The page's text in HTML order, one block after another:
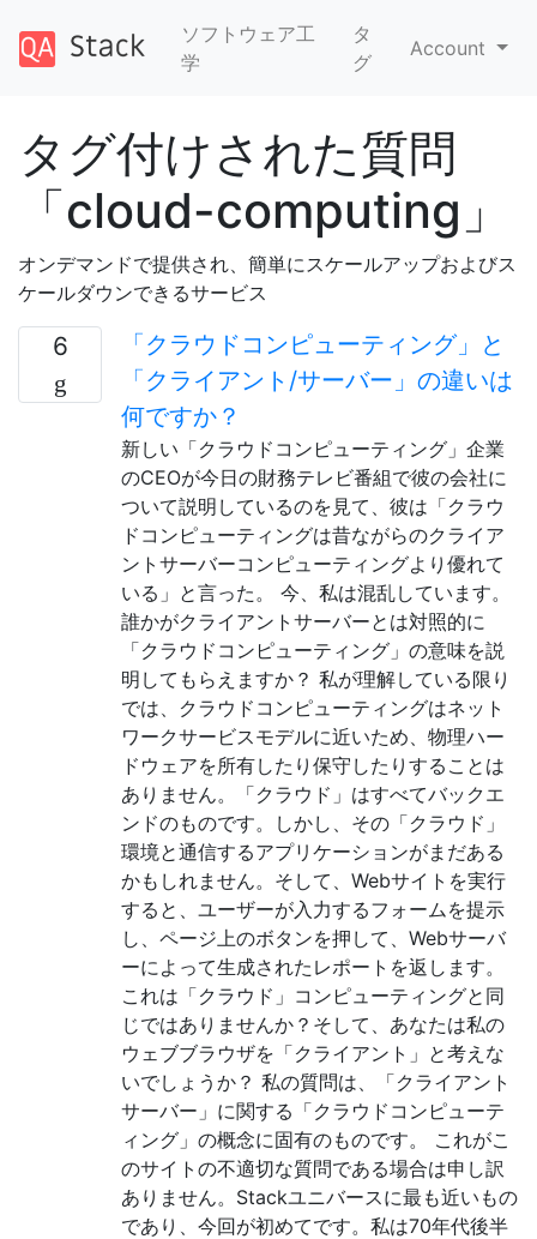
ソフトウェア工
学
タ
グ
Account
タグ付けされた質問
「cloud-computing」
オンデマンドで提供され、簡単にスケールアップおよびス
ケールダウンできるサービス
6
「クラウドコンピューティング」と
「クライアント/サーバー」の違いは
何ですか？
新しい「クラウドコンピューティング」企業
のCEOが今日の財務テレビ番組で彼の会社に
ついて説明しているのを見て、彼は「クラウ
ドコンピューティングは昔ながらのクライア
ントサーバーコンピューティングより優れて
いる」と言った。 今、私は混乱しています。
誰かがクライアントサーバーとは対照的に
「クラウドコンピューティング」の意味を説
明してもらえますか？ 私が理解している限り
では、クラウドコンピューティングはネット
ワークサービスモデルに近いため、物理ハー
ドウェアを所有したり保守したりすることは
ありません。「クラウド」はすべてバックエ
ンドのものです。しかし、その「クラウド」
環境と通信するアプリケーションがまだある
かもしれません。そして、Webサイトを実行
すると、ユーザーが入力するフォームを提示
し、ページ上のボタンを押して、Webサーバ
ーによって生成されたレポートを返します。
これは「クラウド」コンピューティングと同
じではありませんか？そして、あなたは私の
ウェブブラウザを「クライアント」と考えな
いでしょうか？ 私の質問は、「クライアント
サーバー」に関する「クラウドコンピューテ
ィング」の概念に固有のものです。 これがこ
のサイトの不適切な質問である場合は申し訳
ありません。Stackユニバースに最も近いもの
であり、今回が初めてです。私は70年代後半